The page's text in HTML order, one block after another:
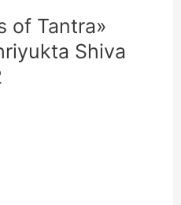
of Tantra»
Shiva